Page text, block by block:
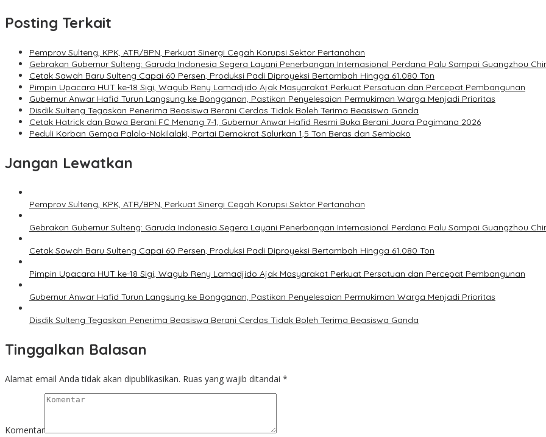
Posting Terkait
Pemprov Sulteng, KPK, ATR/BPN, Perkuat Sinergi Cegah Korupsi Sektor Pertanahan
Gebrakan Gubernur Sulteng: Garuda Indonesia Segera Layani Penerbangan Internasional Perdana Palu Sampai Guangzhou
Cetak Sawah Baru Sulteng Capai 60 Persen, Produksi Padi Diproyeksi Bertambah Hingga 61.080 Ton
Pimpin Upacara HUT ke-18 Sigi, Wagub Reny Lamadjido Ajak Masyarakat Perkuat Persatuan dan Percepat Pembangunan
Gubernur Anwar Hafid Turun Langsung ke Bongganan, Pastikan Penyelesaian Permukiman Warga Menjadi Prioritas
Disdik Sulteng Tegaskan Penerima Beasiswa Berani Cerdas Tidak Boleh Terima Beasiswa Ganda
Cetak Hatrick dan Bawa Berani FC Menang 7-1, Gubernur Anwar Hafid Resmi Buka Berani Juara Pagimana 2026
Peduli Korban Gempa Palolo-Nokilalaki, Partai Demokrat Salurkan 1,5 Ton Beras dan Sembako
Jangan Lewatkan
Pemprov Sulteng, KPK, ATR/BPN, Perkuat Sinergi Cegah Korupsi Sektor Pertanahan
Gebrakan Gubernur Sulteng: Garuda Indonesia Segera Layani Penerbangan Internasional Perdana Palu Sampai Guangzhou
Cetak Sawah Baru Sulteng Capai 60 Persen, Produksi Padi Diproyeksi Bertambah Hingga 61.080 Ton
Pimpin Upacara HUT ke-18 Sigi, Wagub Reny Lamadjido Ajak Masyarakat Perkuat Persatuan dan Percepat Pembangunan
Gubernur Anwar Hafid Turun Langsung ke Bongganan, Pastikan Penyelesaian Permukiman Warga Menjadi Prioritas
Disdik Sulteng Tegaskan Penerima Beasiswa Berani Cerdas Tidak Boleh Terima Beasiswa Ganda
Tinggalkan Balasan
Alamat email Anda tidak akan dipublikasikan. Ruas yang wajib ditandai *
Komentar